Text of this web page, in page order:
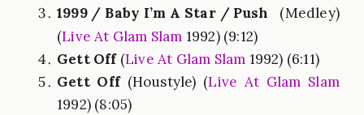
1999 / Baby I’m A Star / Push
(Medley)
(Live At Glam Slam 1992) (9:12)
Gett Off(Live At Glam Slam 1992) (6:11)
Gett Off(Houstyle) (Live At Glam Slam
1992) (8:05)